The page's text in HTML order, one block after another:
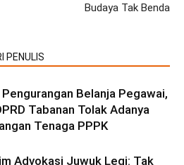
Budaya Tak Benda
PENULIS
Belanja Pegawai,
Tabanan Tolak Adanya
Tenaga PPPK
Advokasi Juwuk Legi: Tak